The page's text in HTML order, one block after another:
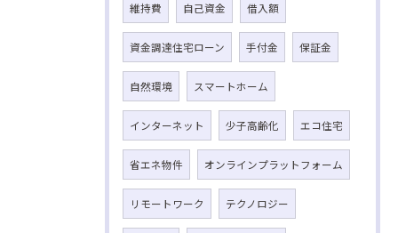
維持費 自己資金 借入額
資金調達住宅ローン 手付金 保証金
自然環境 スマートホーム
インターネット 少子高齢化 エコ住宅
省エネ物件 オンラインプラットフォーム
リモートワーク テクノロジー